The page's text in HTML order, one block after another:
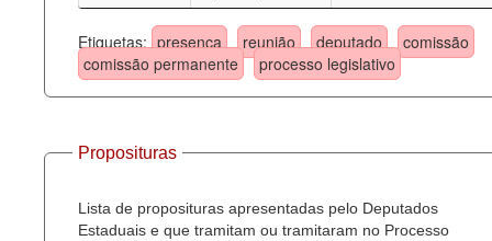
Etiquetas: presença reunião deputado
comissão
comissão permanente
processo legislativo
Proposituras
Lista de proposituras apresentadas pelo Deputados
Estaduais e que tramitam ou tramitaram no Processo